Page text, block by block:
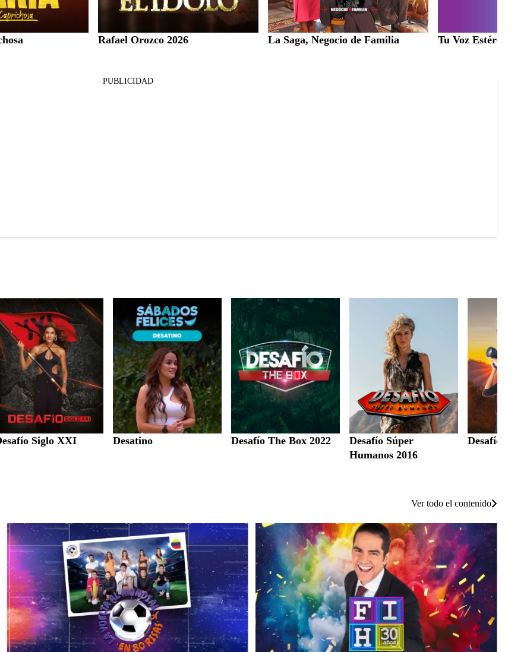
PUBLICIDAD
Desafío Siglo XXI Desatino Desafío The Box 2022
Desafío Súper
Humanos 2016
Desafío The
Ver todo el contenido
La Vuelta al Mundial en 80 risas Festival Internacional del Humor